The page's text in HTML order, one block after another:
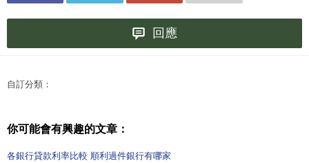
回應
自訂分類：
你可能會有興趣的文章：
各銀行貸款利率比較 順利過件銀行有哪家